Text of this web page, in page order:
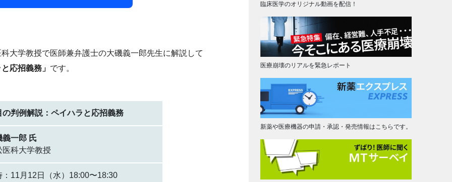
学教授で医師兼弁護士の大磯義一郎先生に解説して
応招義務」 です。
の判例解説：ペイハラと応招義務
義一郎 氏
医科大学教授
：11月12日（水）18:00〜18:30
臨床医学のオリジナル動画を配信！
医療崩壊のリアルを緊急レポート
新薬や医療機器の申請・承認・発売情報はこちらです。